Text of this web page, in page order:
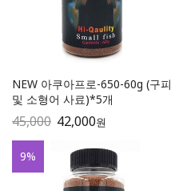
NEW 아쿠아프로-650-60g (구피
및 소형어 사료)*5개
45,000 42,000원
9%